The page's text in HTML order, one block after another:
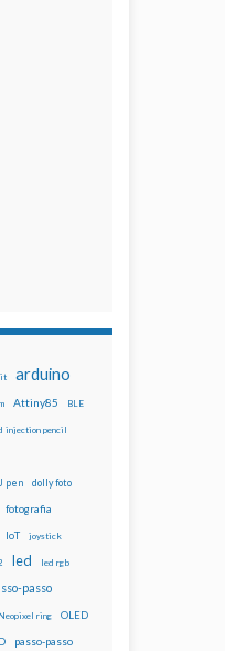
arduino
Attiny85 BLE
injection pencil
pen dolly foto
fotografia
IoT joystick
led led rgb
passo
Neopixel ring OLED
passo-passo